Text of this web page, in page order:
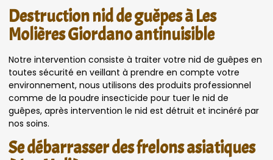
Destruction nid de guêpes à Les
Molières Giordano antinuisible
Notre intervention consiste à traiter votre nid de guêpes en
toutes sécurité en veillant à prendre en compte votre
environnement, nous utilisons des produits professionnel
comme de la poudre insecticide pour tuer le nid de
guêpes, après intervention le nid est détruit et incinéré par
nos soins.
Se débarrasser des frelons asiatiques